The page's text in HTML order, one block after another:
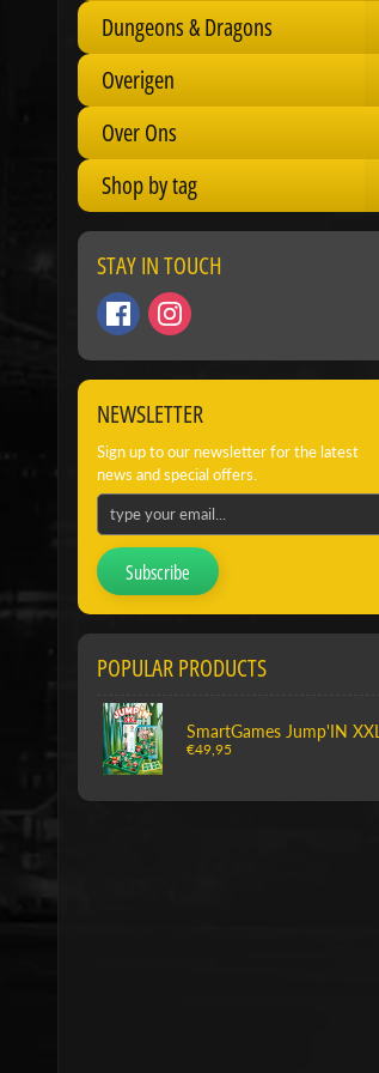
Dungeons & Dragons
Overigen
Over Ons
Shop by tag
STAY IN TOUCH
NEWSLETTER
Sign up to our newsletter for the latest
news and special offers.
Subscribe
POPULAR PRODUCTS
SmartGames Jump'IN XXL
€49,95